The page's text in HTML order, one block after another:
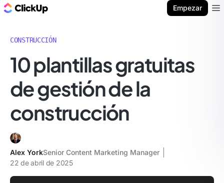
Empezar
CONSTRUCCIÓN
10 plantillas gratuitas
de gestión de la
construcción
Alex YorkSenior Content Marketing Manager
22 de abril de 2025